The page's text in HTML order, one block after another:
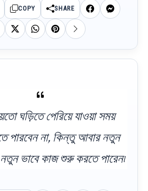
COPY SHARE
ঘড়িতে পেরিয়ে যাওয়া সময়
পারবেন না, কিন্তু আবার নতুন
ভাবে কাজ শুরু করতে পারেন৷